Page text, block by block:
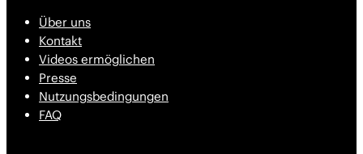
Über uns
Kontakt
Videos ermöglichen
Presse
Nutzungsbedingungen
FAQ